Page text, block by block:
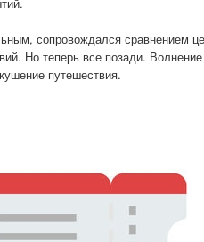
сопровождался сравнением
Но теперь все позади. Волнение
путешествия.